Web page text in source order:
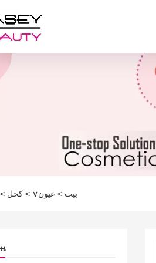
بيت > عيون∨ > كحل >